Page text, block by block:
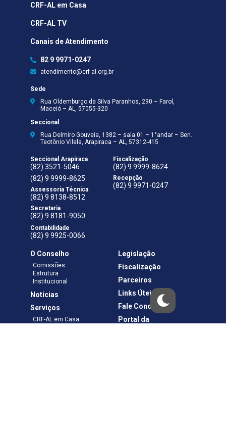
CRF-AL em Casa
CRF-AL TV
Canais de Atendimento
82 9 9971-0247
atendimento@crf-al.org.br
Sede
Rua Oldemburgo da Silva Paranhos, 290 – Farol,
Maceió – AL, 57055-320
Seccional
Rua Delmiro Gouveia, 1382 – sala 01 – 1°andar – Sen.
Teotônio Vilela, Arapiraca – AL, 57312-415
Seccional Arapiraca
(82) 3521-5046
(82) 9 9999-8625
Assessoria Técnica
(82) 9 8138-8512
Secretaria
(82) 9 8181-9050
Contabilidade
(82) 9 9925-0066
Fiscalização
(82) 9 9999-8624
Recepção
(82) 9 9971-0247
O Conselho
Comissões
Estrutura
Institucional
Notícias
Serviços
CRF-AL em Casa
Legislação
Fiscalização
Parceiros
Links Úteis
Fale Conosco
Portal da